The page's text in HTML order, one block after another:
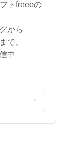
トfreeeの
から
で、
中